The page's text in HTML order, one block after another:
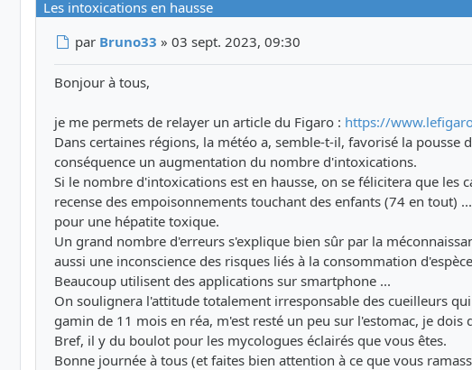
Les intoxications en hausse
Message
par Bruno33 »03 sept. 2023, 09:30
Bonjour à tous,
je me permets de relayer un article du Figaro : https://
Dans certaines régions, la météo a, semble-t-il, favorisé la
conséquence un augmentation du nombre d'intoxications.
Si le nombre d'intoxications est en hausse, on se félicitera que les
recense des empoisonnements touchant des enfants (74 en tout)
pour une hépatite toxique.
Un grand nombre d'erreurs s'explique bien sûr par la
aussi une inconscience des risques liés à la consommation
Beaucoup utilisent des applications sur smartphone ...
On soulignera l'attitude totalement irresponsable des cueilleurs
gamin de 11 mois en réa, m'est resté un peu sur l'estomac, je dois
Bref, il y du boulot pour les mycologues éclairés que vous êtes.
Bonne journée à tous (et faites bien attention à ce que vous